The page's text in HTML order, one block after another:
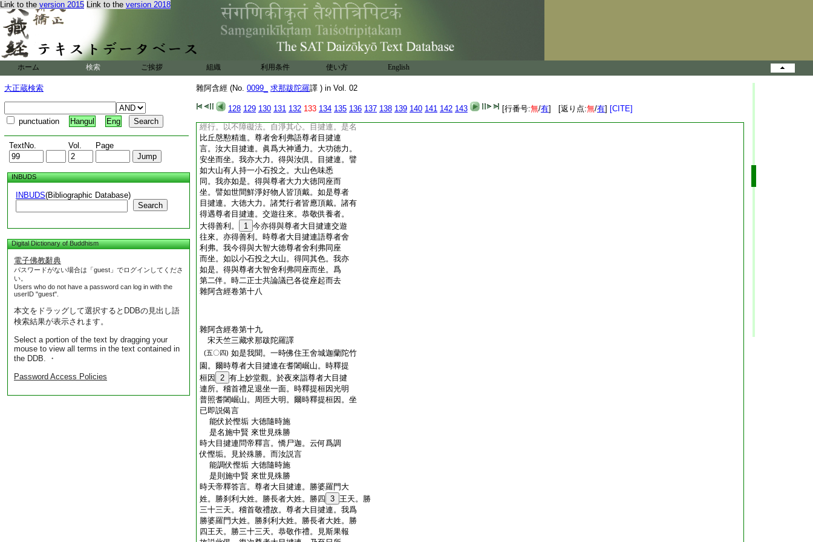
Link to the version 2015 Link to the version 2018
ホーム 検索 ご挨拶 組織 利用条件 使い方 English
大正蔵検索
punctuation Hangul Eng
TextNo. Vol. Page
INBUDS
INBUDS(Bibliographic Database)
Search
Digital Dictionary of Buddhism
電子佛教辭典
パスワードがない場合は「guest」でログインしてくださ
い。
Users who do not have a password can log in with the
userID "guest".
本文をドラッグして選択するとDDBの見出し語
検索結果が表示されます。
Select a portion of the text by dragging your
mouse to view all terms in the text contained in
the DDB. ・
Password Access Policies
雜阿含經 (No. 0099_ 求那跋陀羅譯 ) in Vol. 02
128 129 130 131 132 133 134 135 136 137 138 139 140 141 142 143 [行番号:無/有] [返り点:無/有] [CITE]
以神通力。至世尊所。爲是世尊神通力來
至汝所。尊者目揵連語尊者舍利弗。我不
以神通力詣世尊所。世尊不以神通力來
至我所。然我於舍衞國王舍城中聞。世尊
及我倶得天眼天耳故。我能問世尊。所謂
慇懃精進。云何名爲慇懃精進。世尊答我
言。目揵連。若此比丘晝則經行。若坐以不障
礙法。自淨其心。初夜若坐經行。以不障礙
法。自淨其心。於中夜時。出房外洗足。還入
房右脇而臥。足足相累。
9 係念明相。正念正
經行。以不障礙法。自淨其心。目揵連。是名
比丘慇懃精進。尊者舍利弗語尊者目揵連
言。汝大目揵連。眞爲大神通力。大功徳力。
安坐而坐。我亦大力。得與汝倶。目揵連。譬
如大山有人持一小石投之。大山色味悉
同。我亦如是。得與尊者大力大徳同座而
坐。譬如世間鮮淨好物人皆頂戴。如是尊者
目揵連。大徳大力。諸梵行者皆應頂戴。諸有
得遇尊者目揵連。交遊往來。恭敬供養者。
大得善利。
1 今亦得與尊者大目揵連交遊
往來。亦得善利。時尊者大目揵連語尊者舍
利弗。我今得與大智大徳尊者舍利弗同座
而坐。如以小石投之大山。得同其色。我亦
如是。得與尊者大智舍利弗同座而坐。爲
第二伴。時二正士共論議已各從座起而去
雜阿含經卷第十八
雜阿含經卷第十九
宋天竺三藏求那跋陀羅譯
(五〇四) 如是我聞。一時佛住王舍城迦蘭陀竹
園。爾時尊者大目揵連在耆闍崛山。時釋提
桓因
2 有上妙堂觀。於夜來詣尊者大目揵
連所。稽首禮足退坐一面。時釋提桓因光明
普照耆闍崛山。周匝大明。爾時釋提桓因。坐
已即説偈言
能伏於慳垢 大徳隨時施
是名施中賢 來世見殊勝
時大目揵連問帝釋言。憍尸迦。云何爲調
伏慳垢。見於殊勝。而汝説言
能調伏慳垢 大徳隨時施
是則施中賢 來世見殊勝
時天帝釋答言。尊者大目揵連。勝婆羅門大
姓。勝刹利大姓。勝長者大姓。勝四 3 王天。勝
三十三天。稽首敬禮故。尊者大目揵連。我爲
勝婆羅門大姓。勝刹利大姓。勝長者大姓。勝
四王天。勝三十三天。恭敬作禮。見斯果報